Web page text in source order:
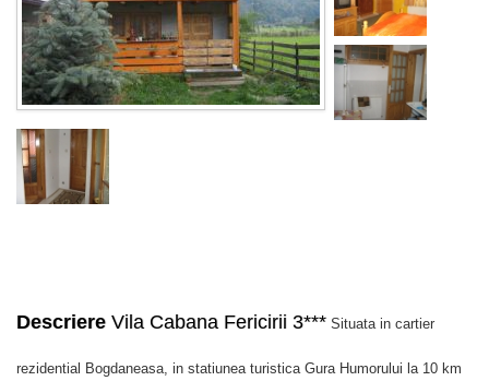
Descriere Vila Cabana Fericirii 3*** Situata in cartier
rezidential Bogdaneasa, in statiunea turistica Gura Humorului la 10 km